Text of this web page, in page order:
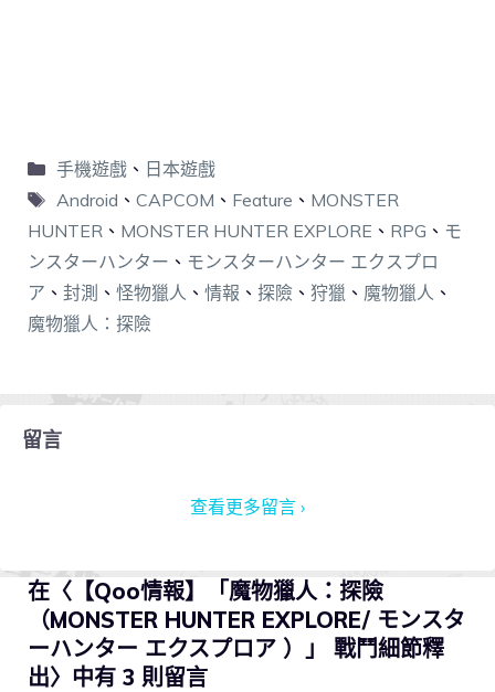
手機遊戲、 日本遊戲
Android 、 CAPCOM 、 Feature 、 MONSTER
HUNTER 、 MONSTER HUNTER EXPLORE 、 RPG 、 モ
ンスターハンター 、 モンスターハンター エクスプロ
ア 、 封測 、 怪物獵人 、 情報 、 探險 、 狩獵 、 魔物獵人 、
魔物獵人：探險
留言
查看更多留言 ›
在〈【Qoo情報】「魔物獵人：探險
（MONSTER HUNTER EXPLORE/ モンスタ
ーハンター エクスプロア ）」 戰鬥細節釋
出〉中有 3 則留言